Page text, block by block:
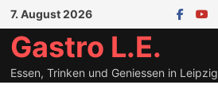
Zum
Inhalt
springen
7. August 2026
Gastro L.E.
Essen, Trinken und Geniessen in Leipzig